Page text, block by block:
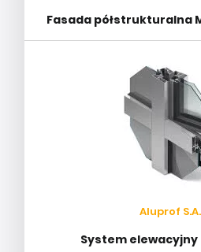
Fasada półstrukturalna
Aluprof S.A.
System elewacyjny